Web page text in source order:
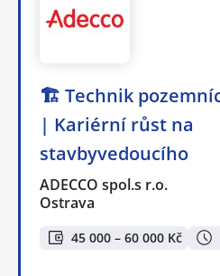
🏗️ Technik
| Kariérní růst na
stavbyvedoucího
ADECCO spol.s r.o.
Ostrava
45 000 – 60 000 Kč